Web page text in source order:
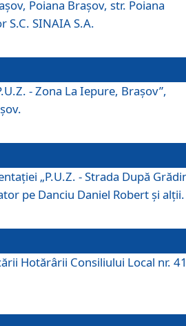
Poiana Braşov, str. Poiana
S.C. SINAIA S.A.
- Zona La Iepure, Braşov”,
„P.U.Z. - Strada După
pe Danciu Daniel Robert şi alţii.
Hotărârii Consiliului Local nr.